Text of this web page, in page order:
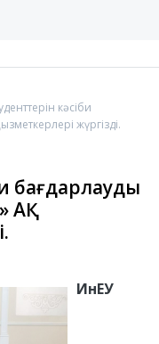
кәсіби
жүргізді.
бағдарлауды
АҚ
ИнЕУ